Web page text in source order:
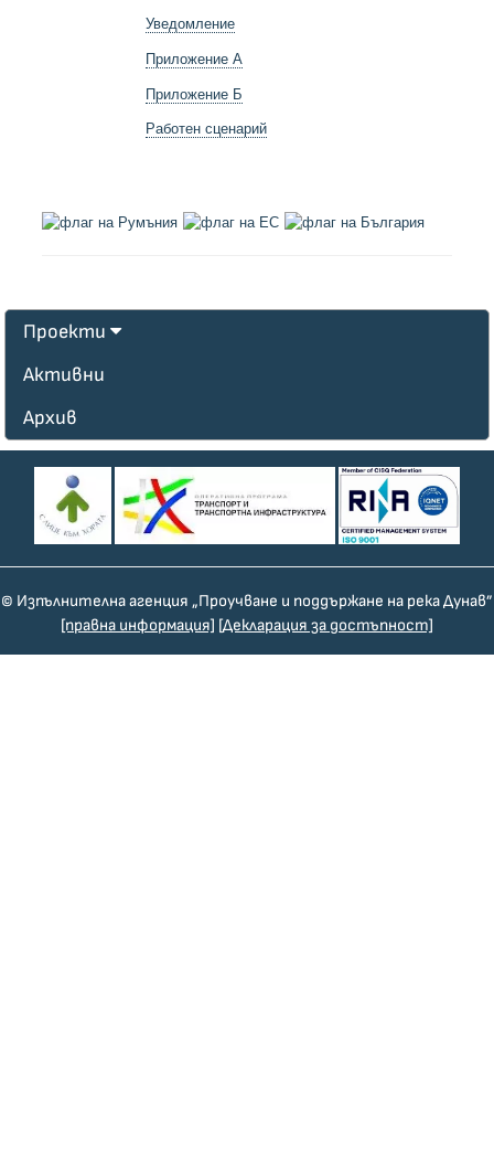
Уведомление
Приложение А
Приложение Б
Работен сценарий
Проекти
Активни
Архив
© Изпълнителна агенция „Проучване и поддържане на река Дунав”
[правна информация] [Декларация за достъпност]